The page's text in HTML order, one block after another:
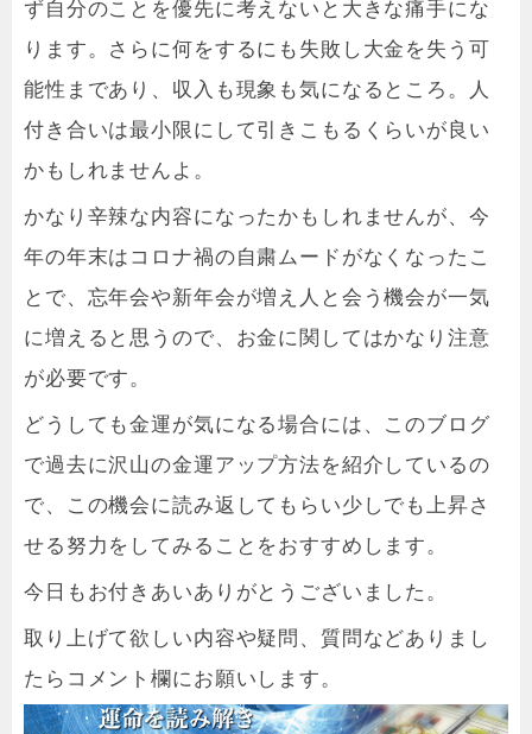
ず自分のことを優先に考えないと大きな痛手にな
ります。さらに何をするにも失敗し大金を失う可
能性まであり、収入も現象も気になるところ。人
付き合いは最小限にして引きこもるくらいが良い
かもしれませんよ。
かなり辛辣な内容になったかもしれませんが、今
年の年末はコロナ禍の自粛ムードがなくなったこ
とで、忘年会や新年会が増え人と会う機会が一気
に増えると思うので、お金に関してはかなり注意
が必要です。
どうしても金運が気になる場合には、このブログ
で過去に沢山の金運アップ方法を紹介しているの
で、この機会に読み返してもらい少しでも上昇さ
せる努力をしてみることをおすすめします。
今日もお付きあいありがとうございました。
取り上げて欲しい内容や疑問、質問などありまし
たらコメント欄にお願いします。